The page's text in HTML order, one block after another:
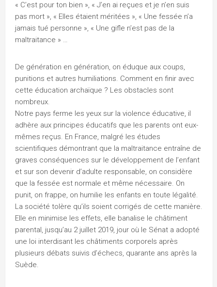
« C’est pour ton bien », « J’en ai reçues et je n’en suis
pas mort », « Elles étaient méritées », « Une fessée n’a
jamais tué personne », « Une gifle n’est pas de la
maltraitance » …
De génération en génération, on éduque aux coups,
punitions et autres humiliations. Comment en finir avec
cette éducation archaïque ? Les obstacles sont
nombreux.
Notre pays ferme les yeux sur la violence éducative, il
adhère aux principes éducatifs que les parents ont eux-
mêmes reçus. En France, malgré les études
scientifiques démontrant que la maltraitance entraîne de
graves conséquences sur le développement de l’enfant
et sur son devenir d’adulte responsable, on considère
que la fessée est normale et même nécessaire. On
punit, on frappe, on humilie les enfants en toute légalité.
La société tolère qu’ils soient corrigés de cette manière.
Elle en minimise les effets, elle banalise le châtiment
parental, jusqu’au 2 juillet 2019, jour où le Sénat a adopté
une loi interdisant les châtiments corporels après
plusieurs débats suivis d’échecs, quarante ans après la
Suède.